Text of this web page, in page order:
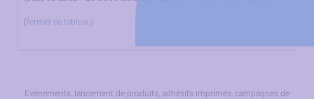
(fermer ce tableau)
Evénements, lancement de produits, adhésifs imprimés, campagnes de